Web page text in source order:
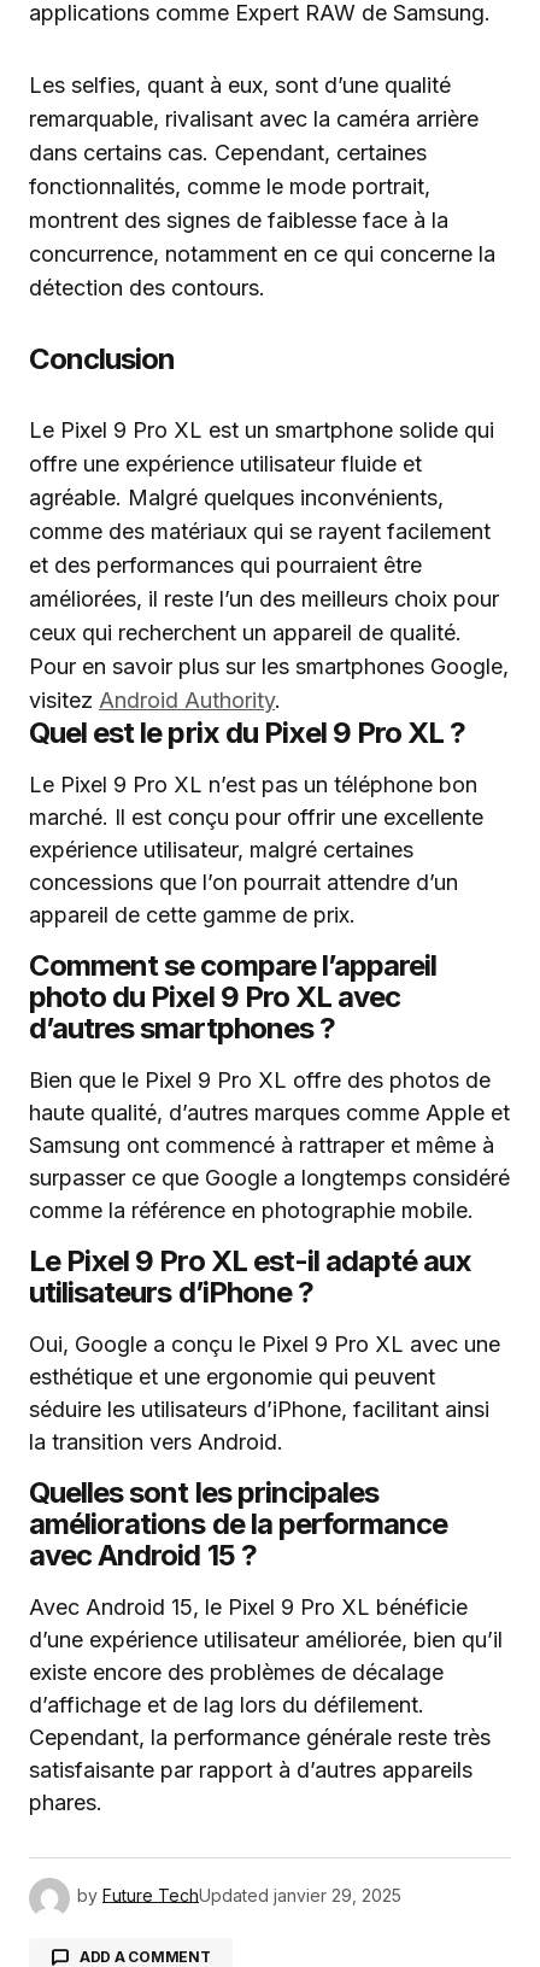
applications comme Expert RAW de Samsung.
Les selfies, quant à eux, sont d’une qualité
remarquable, rivalisant avec la caméra arrière
dans certains cas. Cependant, certaines
fonctionnalités, comme le mode portrait,
montrent des signes de faiblesse face à la
concurrence, notamment en ce qui concerne la
détection des contours.
Conclusion
Le Pixel 9 Pro XL est un smartphone solide qui
offre une expérience utilisateur fluide et
agréable. Malgré quelques inconvénients,
comme des matériaux qui se rayent facilement
et des performances qui pourraient être
améliorées, il reste l’un des meilleurs choix pour
ceux qui recherchent un appareil de qualité.
Pour en savoir plus sur les smartphones Google,
visitez Android Authority.
Quel est le prix du Pixel 9 Pro XL ?
Le Pixel 9 Pro XL n’est pas un téléphone bon
marché. Il est conçu pour offrir une excellente
expérience utilisateur, malgré certaines
concessions que l’on pourrait attendre d’un
appareil de cette gamme de prix.
Comment se compare l’appareil
photo du Pixel 9 Pro XL avec
d’autres smartphones ?
Bien que le Pixel 9 Pro XL offre des photos de
haute qualité, d’autres marques comme Apple et
Samsung ont commencé à rattraper et même à
surpasser ce que Google a longtemps considéré
comme la référence en photographie mobile.
Le Pixel 9 Pro XL est-il adapté aux
utilisateurs d’iPhone ?
Oui, Google a conçu le Pixel 9 Pro XL avec une
esthétique et une ergonomie qui peuvent
séduire les utilisateurs d’iPhone, facilitant ainsi
la transition vers Android.
Quelles sont les principales
améliorations de la performance
avec Android 15 ?
Avec Android 15, le Pixel 9 Pro XL bénéficie
d’une expérience utilisateur améliorée, bien qu’il
existe encore des problèmes de décalage
d’affichage et de lag lors du défilement.
Cependant, la performance générale reste très
satisfaisante par rapport à d’autres appareils
phares.
by Future TechUpdated janvier 29, 2025
ADD A COMMENT